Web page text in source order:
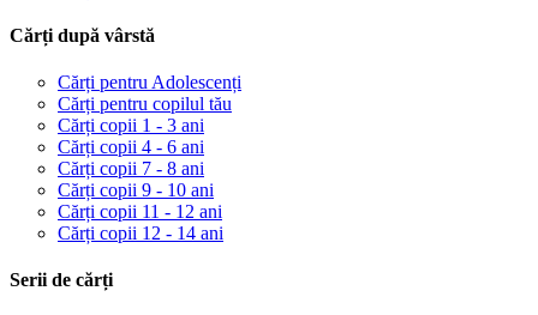
Cărți după vârstă
Cărți pentru Adolescenți
Cărți pentru copilul tău
Cărți copii 1 - 3 ani
Cărți copii 4 - 6 ani
Cărți copii 7 - 8 ani
Cărți copii 9 - 10 ani
Cărți copii 11 - 12 ani
Cărți copii 12 - 14 ani
Serii de cărți